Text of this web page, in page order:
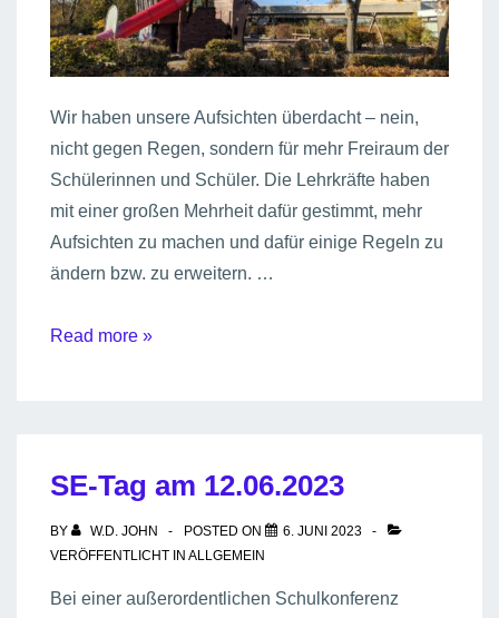
“Segelsport
vor
Ort”
teil
Wir haben unsere Aufsichten überdacht – nein,
nicht gegen Regen, sondern für mehr Freiraum der
Schülerinnen und Schüler. Die Lehrkräfte haben
mit einer großen Mehrheit dafür gestimmt, mehr
Aufsichten zu machen und dafür einige Regeln zu
ändern bzw. zu erweitern. …
Neue
Möglichkeiten
Read more »
SE-Tag am 12.06.2023
BY W.D. JOHN POSTED ON
6. JUNI 2023
VERÖFFENTLICHT IN ALLGEMEIN
Bei einer außerordentlichen Schulkonferenz